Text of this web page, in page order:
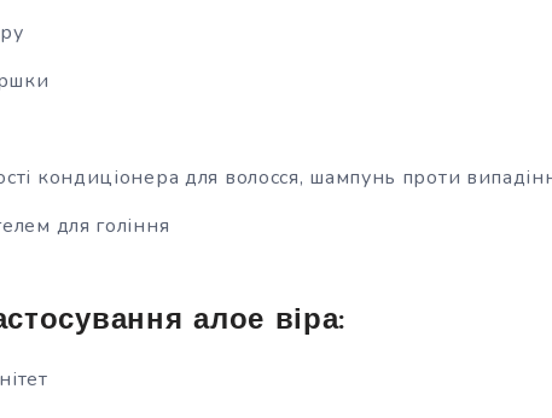
кондиціонера для волосся, шампунь проти
для гоління
алое віра: